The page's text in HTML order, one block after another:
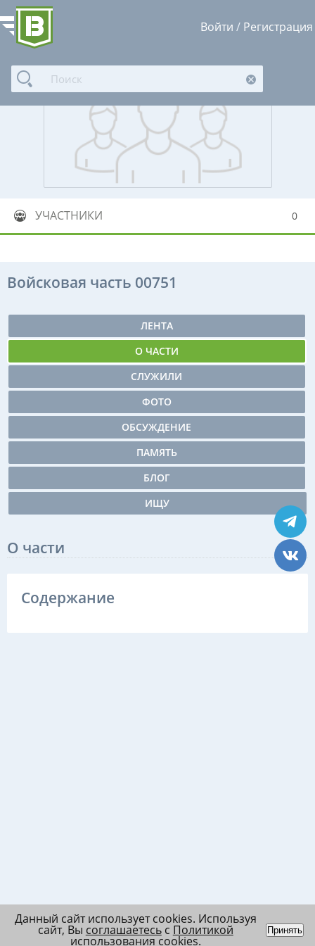
Войти / Регистрация
УЧАСТНИКИ 0
Войсковая часть 00751
ЛЕНТА
О ЧАСТИ
СЛУЖИЛИ
ФОТО
ОБСУЖДЕНИЕ
ПАМЯТЬ
БЛОГ
ИЩУ
О части
Содержание
Данный сайт использует cookies. Используя
сайт, Вы соглашаетесьс Политикой
использования cookies.
Принять